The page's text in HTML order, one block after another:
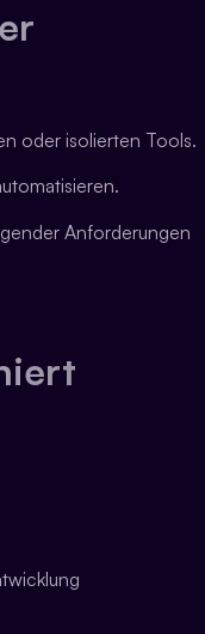
oder isolierten Tools.
Anforderungen